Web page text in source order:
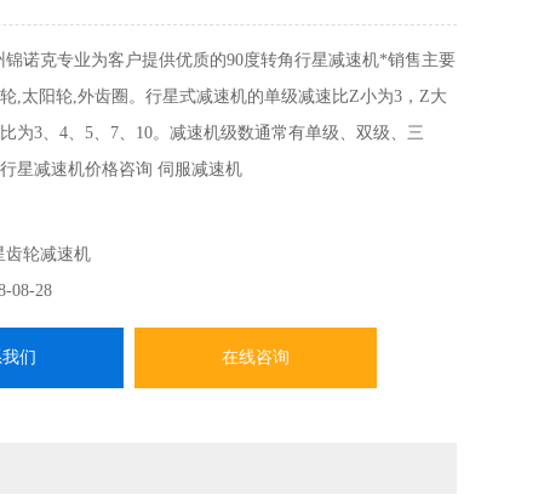
锦诺克专业为客户提供优质的90度转角行星减速机*销售主要
,太阳轮,外齿圈。行星式减速机的单级减速比Z小为3，Z大
为3、4、5、7、10。减速机级数通常有单级、双级、三
星减速机价格咨询 伺服减速机
齿轮减速机
08-28
们 在线咨询